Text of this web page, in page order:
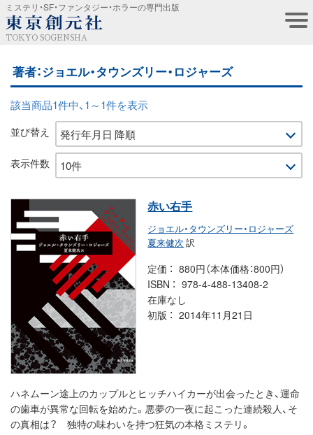
ミステリ・SF・ファンタジー・ホラーの専門出版
TOKYO SOGENSHA
著者：ジョエル・タウンズリー・ロジャーズ
該当商品1件中、1～1件を表示
並び替え
表示件数
赤い右手
ジョエル・タウンズリー・ロジャーズ
夏来健次 訳
定価
880円（本体価格：800円）
ISBN
978-4-488-13408-2
在庫なし
初版
2014年11月21日
ハネムーン途上のカップルとヒッチハイカーが出会ったとき、運命
の歯車が異常な回転を始めた。悪夢の一夜に起こった連続殺人、そ
の真相は？ 独特の味わいを持つ狂気の本格ミステリ。